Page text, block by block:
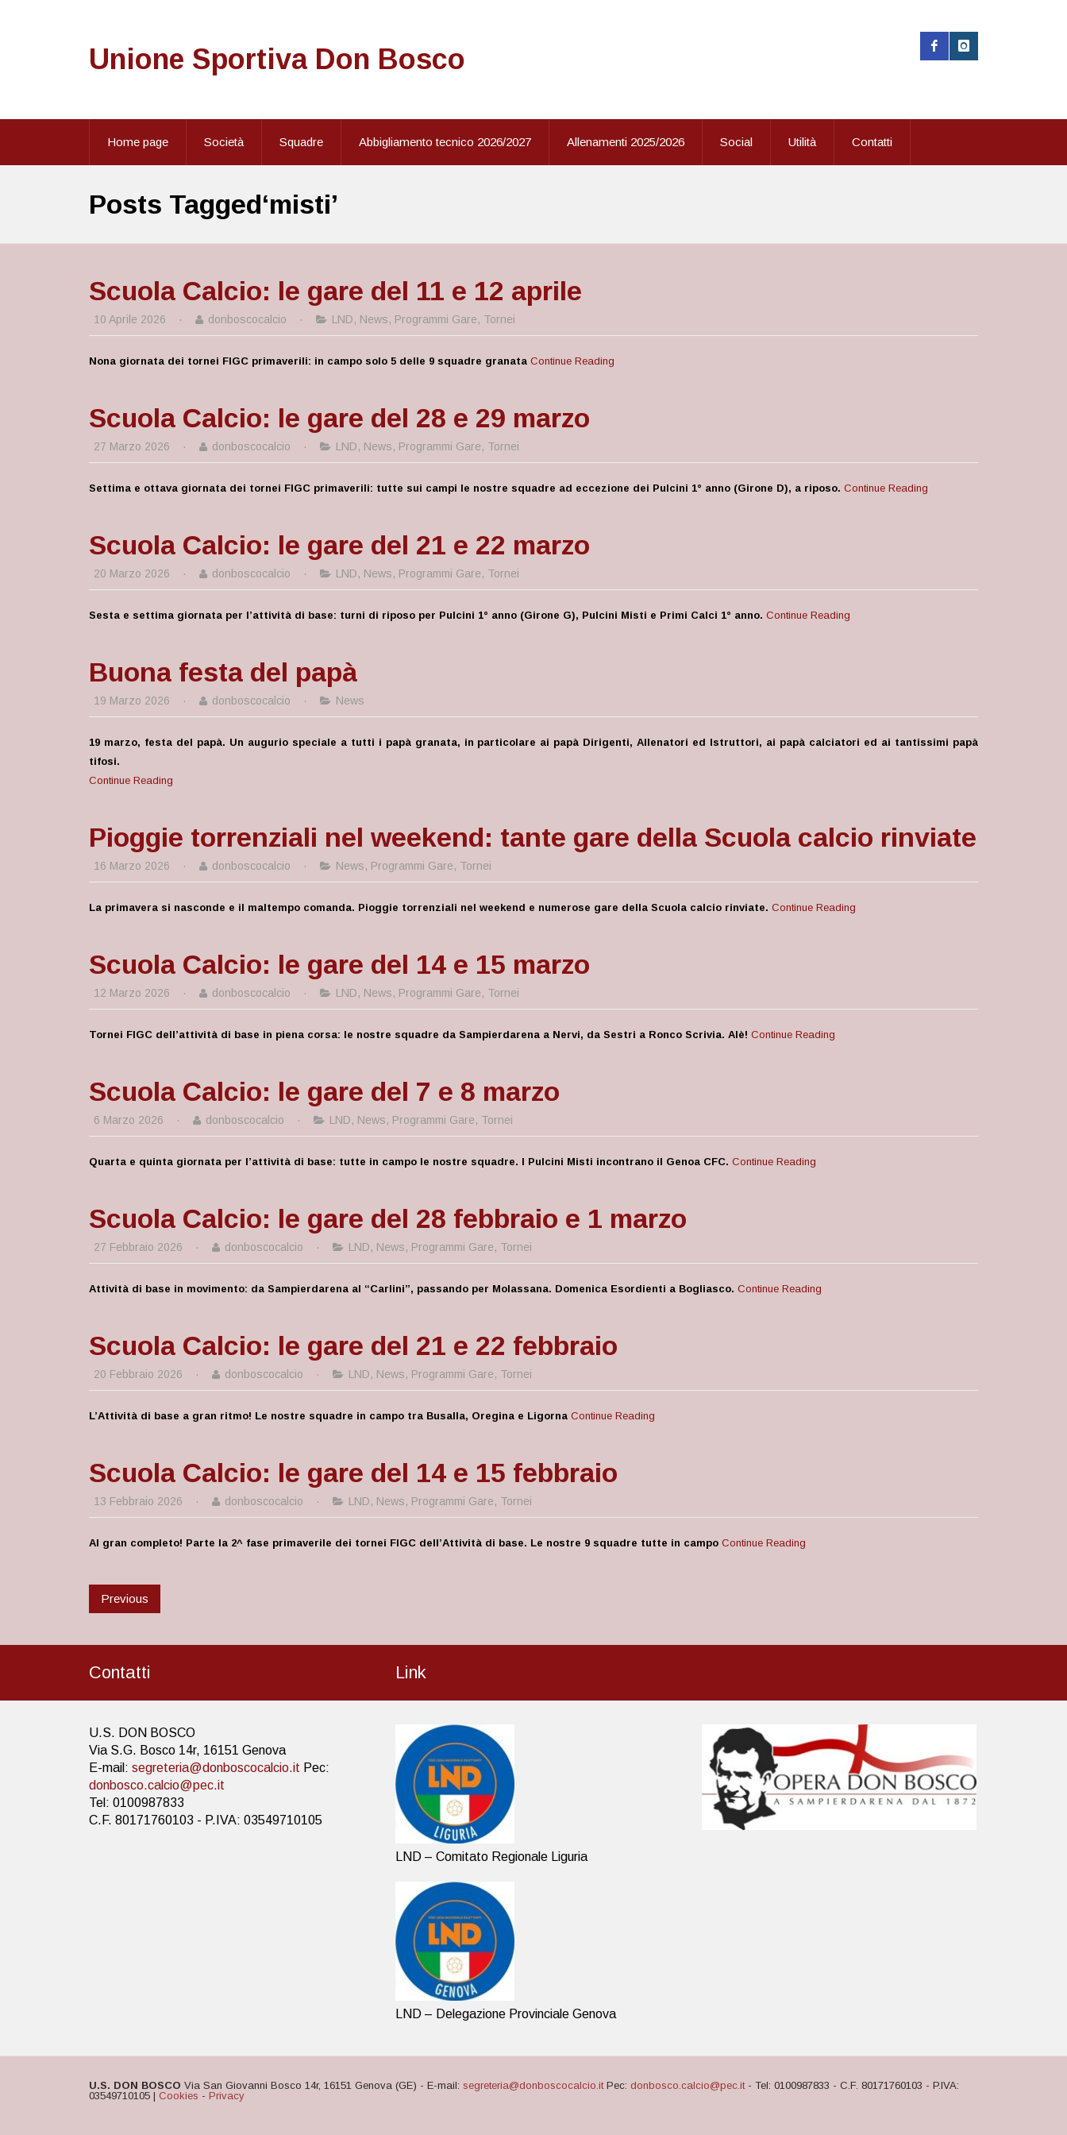
Unione Sportiva Don Bosco
Home page Società Squadre Abbigliamento tecnico 2026/2027 Allenamenti 2025/2026 Social Utilità Contatti
Posts Tagged‘misti’
Scuola Calcio: le gare del 11 e 12 aprile
10 Aprile 2026 · donboscocalcio · LND, News, Programmi Gare, Tornei
Nona giornata dei tornei FIGC primaverili: in campo solo 5 delle 9 squadre granata Continue Reading
Scuola Calcio: le gare del 28 e 29 marzo
27 Marzo 2026 · donboscocalcio · LND, News, Programmi Gare, Tornei
Settima e ottava giornata dei tornei FIGC primaverili: tutte sui campi le nostre squadre ad eccezione dei Pulcini 1° anno (Girone D), a riposo. Continue Reading
Scuola Calcio: le gare del 21 e 22 marzo
20 Marzo 2026 · donboscocalcio · LND, News, Programmi Gare, Tornei
Sesta e settima giornata per l’attività di base: turni di riposo per Pulcini 1° anno (Girone G), Pulcini Misti e Primi Calci 1° anno. Continue Reading
Buona festa del papà
19 Marzo 2026 · donboscocalcio · News
19 marzo, festa del papà. Un augurio speciale a tutti i papà granata, in particolare ai papà Dirigenti, Allenatori ed Istruttori, ai papà calciatori ed ai tantissimi papà
tifosi.
Continue Reading
Pioggie torrenziali nel weekend: tante gare della Scuola calcio rinviate
16 Marzo 2026 · donboscocalcio · News, Programmi Gare, Tornei
La primavera si nasconde e il maltempo comanda. Pioggie torrenziali nel weekend e numerose gare della Scuola calcio rinviate. Continue Reading
Scuola Calcio: le gare del 14 e 15 marzo
12 Marzo 2026 · donboscocalcio · LND, News, Programmi Gare, Tornei
Tornei FIGC dell’attività di base in piena corsa: le nostre squadre da Sampierdarena a Nervi, da Sestri a Ronco Scrivia. Alè! Continue Reading
Scuola Calcio: le gare del 7 e 8 marzo
6 Marzo 2026 · donboscocalcio · LND, News, Programmi Gare, Tornei
Quarta e quinta giornata per l’attività di base: tutte in campo le nostre squadre. I Pulcini Misti incontrano il Genoa CFC. Continue Reading
Scuola Calcio: le gare del 28 febbraio e 1 marzo
27 Febbraio 2026 · donboscocalcio · LND, News, Programmi Gare, Tornei
Attività di base in movimento: da Sampierdarena al “Carlini”, passando per Molassana. Domenica Esordienti a Bogliasco. Continue Reading
Scuola Calcio: le gare del 21 e 22 febbraio
20 Febbraio 2026 · donboscocalcio · LND, News, Programmi Gare, Tornei
L’Attività di base a gran ritmo! Le nostre squadre in campo tra Busalla, Oregina e Ligorna Continue Reading
Scuola Calcio: le gare del 14 e 15 febbraio
13 Febbraio 2026 · donboscocalcio · LND, News, Programmi Gare, Tornei
Al gran completo! Parte la 2^ fase primaverile dei tornei FIGC dell’Attività di base. Le nostre 9 squadre tutte in campo Continue Reading
Previous
Contatti
U.S. DON BOSCO
Via S.G. Bosco 14r, 16151 Genova
E-mail: segreteria@donboscocalcio.it Pec:
donbosco.calcio@pec.it
Tel: 0100987833
C.F. 80171760103 - P.IVA: 03549710105
Link
LND – Comitato Regionale Liguria
LND – Delegazione Provinciale Genova
U.S. DON BOSCO Via San Giovanni Bosco 14r, 16151 Genova (GE) - E-mail: segreteria@donboscocalcio.itPec: donbosco.calcio@pec.it- Tel: 0100987833 - C.F. 80171760103 - P.IVA:
03549710105 | Cookies - Privacy